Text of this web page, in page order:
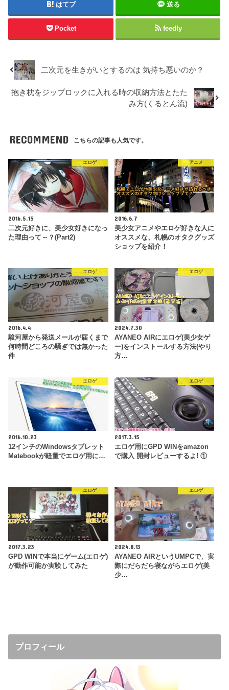
はてブ 送る
Pocket feedly
二次元を生きがいとするのは 気持ち悪いのか？
抱き枕をジップロックに入れる時の収納方法とたた
み方(くるとん流)
RECOMMEND こちらの記事も人気です。
エロゲ
2016.5.15
二次元好きに、美少女好きになっ
た理由って～？(Part2)
アニメ
2016.6.7
美少女アニメやエロゲ好きな人に
オススメな、札幌のオタクグッズ
ショップを紹介！
エロゲ
2016.4.4
駿河屋から発送メールが届くまで
何時間どころの騒ぎでは無かった
件
エロゲ
2024.7.30
AYANEO AIRにエロゲ(美少女ゲ
ー)をインストールする方法(やり
方…
エロゲ
2016.10.23
12インチのWindowsタブレット
Matebookが軽量でエロゲ用に…
エロゲ
2017.3.15
エロゲ用にGPD WINをamazon
で購入 開封レビューするよ! ①
エロゲ
2017.3.23
GPD WINで本当にゲーム(エロゲ)
が動作可能か実験してみた
エロゲ
2024.8.13
AYANEO AIRというUMPCで、実
際にだらだら寝ながらエロゲ(美
少…
プロフィール